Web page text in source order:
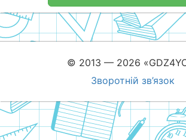
© 2013 — 2026
Зворотній зв’язок